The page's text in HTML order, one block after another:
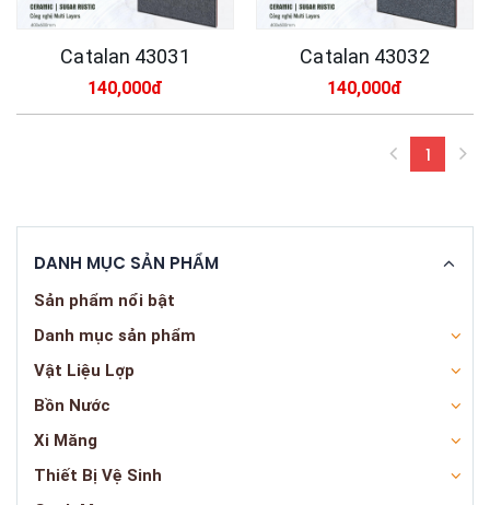
Catalan 43031
140,000đ
Catalan 43032
140,000đ
1
DANH MỤC SẢN PHẨM
Sản phẩm nổi bật
Danh mục sản phẩm
Vật Liệu Lợp
Bồn Nước
Xi Măng
Thiết Bị Vệ Sinh